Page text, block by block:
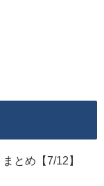
とめ【7/12】